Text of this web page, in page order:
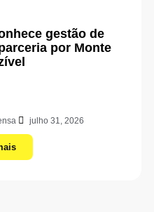
gestão de
por Monte
julho 31, 2026